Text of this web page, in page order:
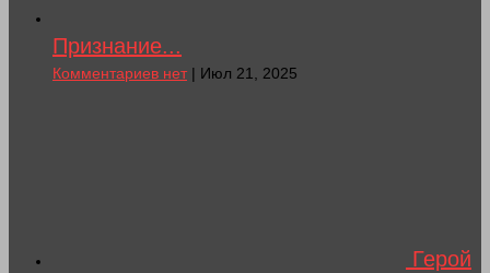
Признание...
Комментариев нет| Июл 21, 2025
Герой